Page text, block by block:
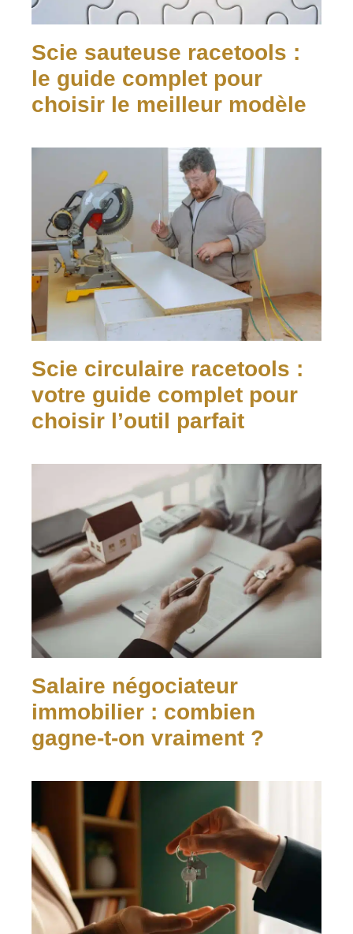
Scie sauteuse racetools :
le guide complet pour
choisir le meilleur modèle
Scie circulaire racetools :
votre guide complet pour
choisir l’outil parfait
Salaire négociateur
immobilier : combien
gagne-t-on vraiment ?